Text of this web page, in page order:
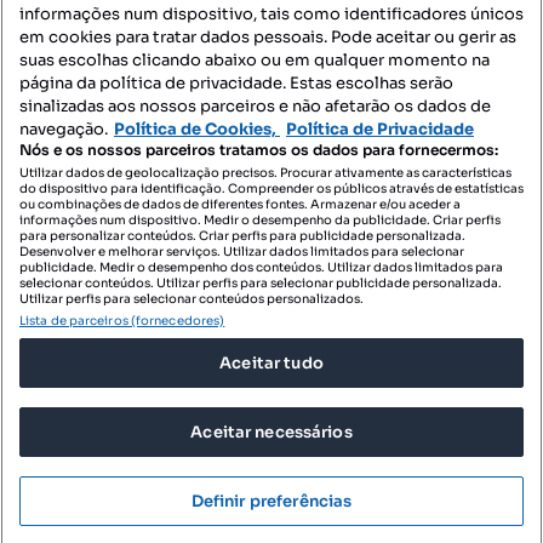
Mensagens
Ligar
Contacte-nos
SIGA-NOS:
DESCARREGAR NA:
© 2026 Imovirtual.com, OLX Portugal, S.A.
POLÍTICA DE PRIVACIDADE
informações num dispositivo, tais como identificadores únicos
em cookies para tratar dados pessoais. Pode aceitar ou gerir as
suas escolhas clicando abaixo ou em qualquer momento na
página da política de privacidade. Estas escolhas serão
sinalizadas aos nossos parceiros e não afetarão os dados de
navegação. Política de Cookies, Política de Privacidade
Nós e os nossos parceiros tratamos os dados para fornecermos:
Utilizar dados de geolocalização precisos. Procurar ativamente as características
do dispositivo para identificação. Compreender os públicos através de estatísticas
ou combinações de dados de diferentes fontes. Armazenar e/ou aceder a
informações num dispositivo. Medir o desempenho da publicidade. Criar perfis
para personalizar conteúdos. Criar perfis para publicidade personalizada.
Desenvolver e melhorar serviços. Utilizar dados limitados para selecionar
publicidade. Medir o desempenho dos conteúdos. Utilizar dados limitados para
selecionar conteúdos. Utilizar perfis para selecionar publicidade personalizada.
Utilizar perfis para selecionar conteúdos personalizados.
Lista de parceiros (fornecedores)
Aceitar tudo
Aceitar necessários
Definir preferências